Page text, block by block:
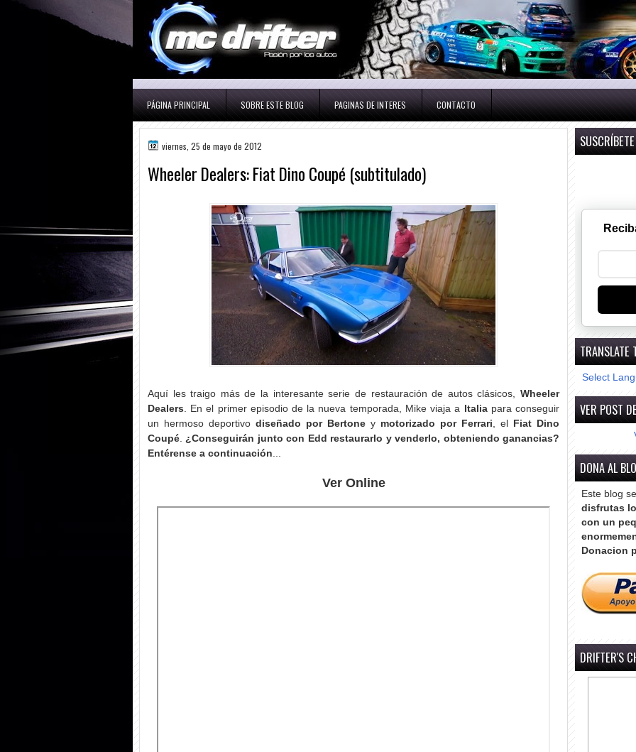
PÁGINA PRINCIPAL SOBRE ESTE BLOG PAGINAS DE INTERES CONTACTO
viernes, 25 de mayo de 2012
Wheeler Dealers: Fiat Dino Coupé (subtitulado)
Aquí les traigo más de la interesante serie de restauración de autos clásicos, Wheeler
Dealers . En el primer episodio de la nueva temporada, Mike viaja a Italiapara conseguir
un hermoso deportivo diseñado por Bertone y motorizado por Ferrari , el
Fiat Dino
Coupé ¿Conseguirán junto con Edd restaurarlo y venderlo, obteniendo ganancias?
Entérense a continuación
Ver Online
TRANSLATE
Select
VER POST
DONA AL
Este blog
disfrutas
con un
Donacion
DRIFTER'S